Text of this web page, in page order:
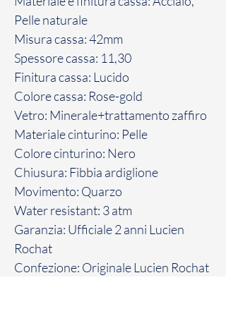
Pelle naturale
Misura cassa: 42mm
Spessore cassa: 11,30
Finitura cassa: Lucido
Colore cassa: Rose-gold
Vetro: Minerale+trattamento zaffiro
Materiale cinturino: Pelle
Colore cinturino: Nero
Chiusura: Fibbia ardiglione
Movimento: Quarzo
Water resistant: 3 atm
Garanzia: Ufficiale 2 anni Lucien
Rochat
Confezione: Originale Lucien Rochat